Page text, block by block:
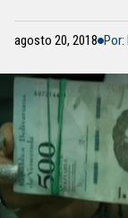
agosto 20, 2018 Por: